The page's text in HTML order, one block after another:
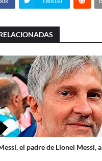
el padre de Lionel Messi,